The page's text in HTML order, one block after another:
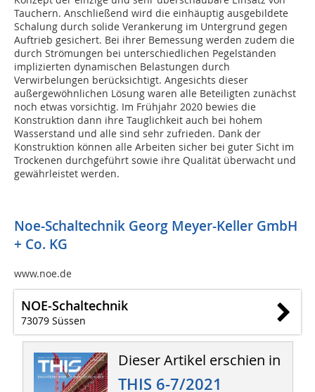
Tauchern. Anschließend wird die einhäuptig ausgebildete
Schalung durch solide Verankerung im Untergrund gegen
Auftrieb gesichert. Bei ihrer Bemessung werden zudem die
durch Strömungen bei unterschiedlichen Pegelständen
implizierten dynamischen Belastungen durch
Verwirbelungen berücksichtigt. Angesichts dieser
außergewöhnlichen Lösung waren alle Beteiligten zunächst
noch etwas vorsichtig. Im Frühjahr 2020 bewies die
Konstruktion dann ihre Tauglichkeit auch bei hohem
Wasserstand und alle sind sehr zufrieden. Dank der
Konstruktion können alle Arbeiten sicher bei guter Sicht im
Trockenen durchgeführt sowie ihre Qualität überwacht und
gewährleistet werden.
Noe-Schaltechnik Georg Meyer-Keller GmbH
+ Co. KG
www.noe.de
NOE-Schaltechnik
73079 Süssen
Dieser Artikel erschien in
THIS 6-7/2021